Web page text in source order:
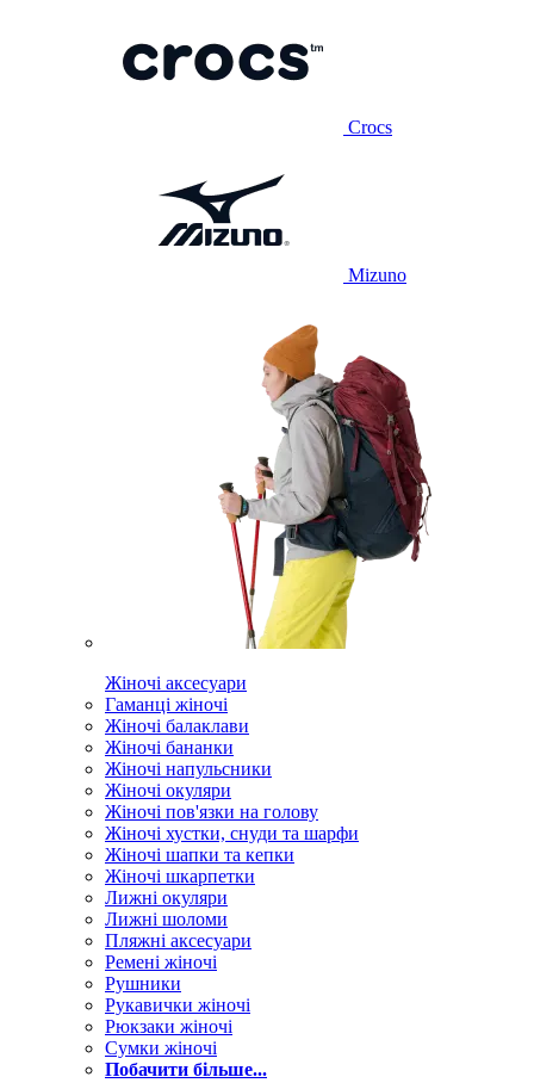
Crocs
Mizuno
Жіночі аксесуари
Гаманці жіночі
Жіночі балаклави
Жіночі бананки
Жіночі напульсники
Жіночі окуляри
Жіночі пов'язки на голову
Жіночі хустки, снуди та шарфи
Жіночі шапки та кепки
Жіночі шкарпетки
Лижні окуляри
Лижні шоломи
Пляжні аксесуари
Ремені жіночі
Рушники
Рукавички жіночі
Рюкзаки жіночі
Сумки жіночі
Побачити більше...